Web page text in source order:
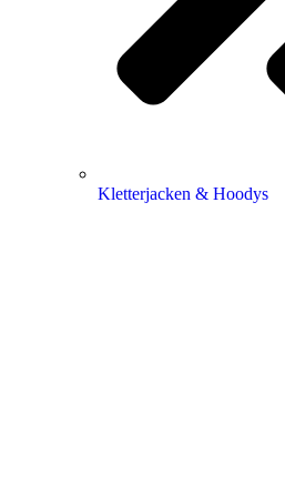
Kletterjacken & Hoodys